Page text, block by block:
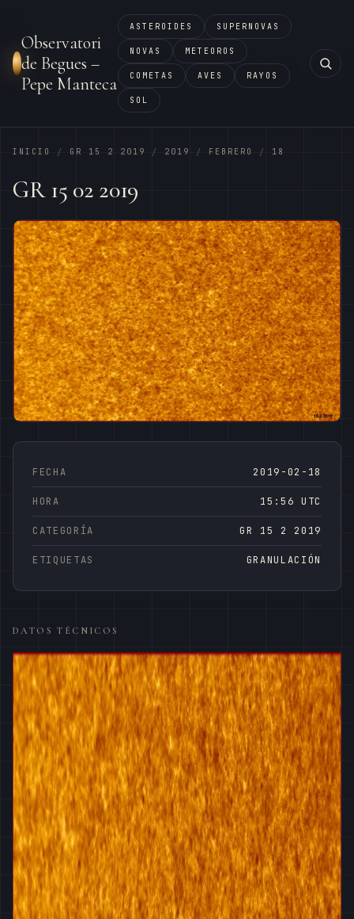
Observatori
de Begues –
Pepe Manteca
ASTEROIDES SUPERNOVAS
NOVAS METEOROS
COMETAS AVES RAYOS
SOL
INICIO / GR 15 2 2019 / 2019 / FEBRERO / 18
GR 15 02 2019
FECHA 2019-02-18
HORA 15:56 UTC
CATEGORÍA GR 15 2 2019
ETIQUETAS GRANULACIÓN
DATOS TÉCNICOS